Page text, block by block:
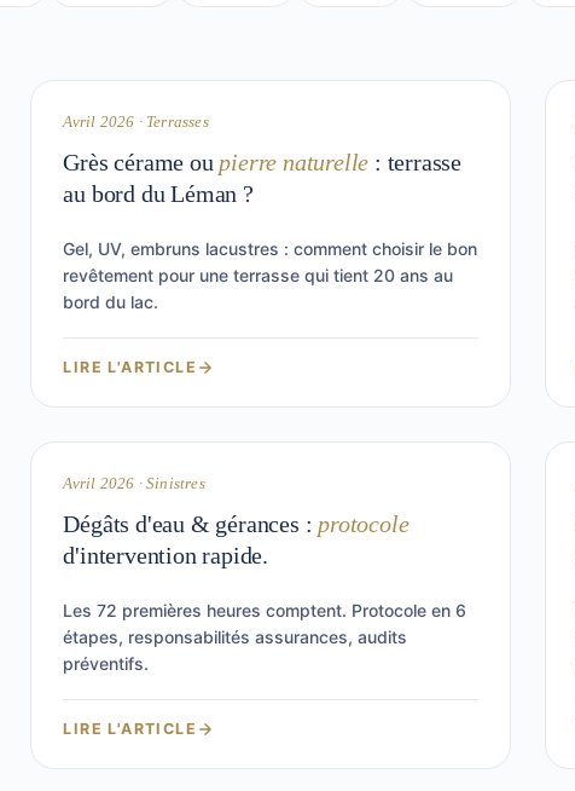
MATÉRIAUX
Avril 2026 · Terrasses
Grès cérame ou pierre naturelle : terrasse
au bord du Léman ?
Gel, UV, embruns lacustres : comment choisir le bon
revêtement pour une terrasse qui tient 20 ans au
bord du lac.
LIRE L'ARTICLE
GÉRANCES
7 min
Avril 2026 · Sinistres
Dégâts d'eau & gérances : protocole
d'intervention rapide.
Les 72 premières heures comptent. Protocole en 6
étapes, responsabilités assurances, audits
préventifs.
LIRE L'ARTICLE
7 min